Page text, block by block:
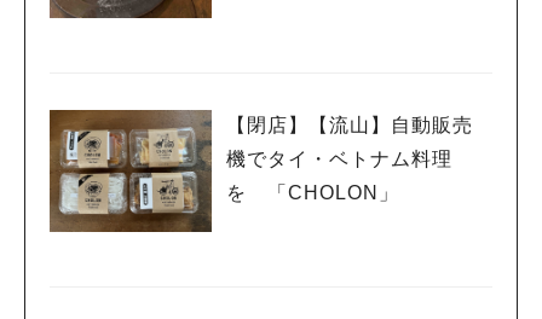
【閉店】【流山】自動販売
機でタイ・ベトナム料理
を 「CHOLON」